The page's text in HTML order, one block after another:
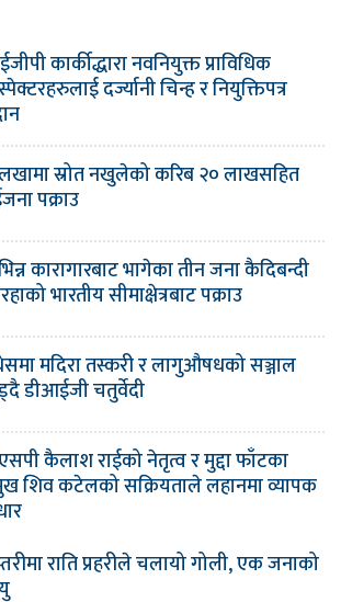
कार्कीद्धारा नवनियुक्त प्राविधिक
दर्ज्यानी चिन्ह र नियुक्तिपत्र
स्रोत नखुलेको करिब २० लाखसहित
पक्राउ
कारागारबाट भागेका तीन जना कैदिबन्दी
भारतीय सीमाक्षेत्रबाट पक्राउ
मदिरा तस्करी र लागुऔषधको सञ्जाल
डीआईजी चतुर्वेदी
कैलाश राईको नेतृत्व र मुद्दा फाँटका
शिव कटेलको सक्रियताले लहानमा व्यापक
राति प्रहरीले चलायो गोली, एक जनाको